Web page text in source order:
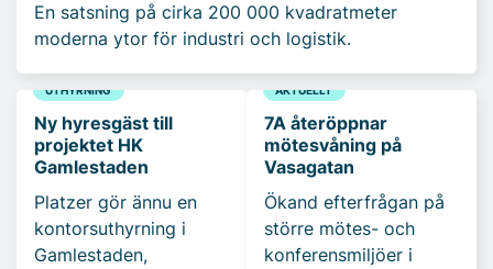
En satsning på cirka 200 000 kvadratmeter
moderna ytor för industri och logistik.
UTHYRNING
Ny hyresgäst till
projektet HK
Gamlestaden
Platzer gör ännu en
kontorsuthyrning i
Gamlestaden,
AKTUELLT
7A återöppnar
mötesvåning på
Vasagatan
Ökand efterfrågan på
större mötes- och
konferensmiljöer i